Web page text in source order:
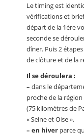
Le timing est
vérifications et
départ de la 1ère
seconde se
dîner. Puis 2
de clôture et de la
Il se déroulera :
– dans le
proche de la
(75 kilomètres de
« Seine et Oise ».
– en hiver parce